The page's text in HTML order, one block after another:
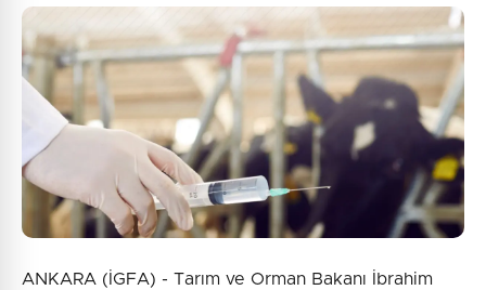
9 + 10 = ?
Gönder
ANKARA (İGFA) - Tarım ve Orman Bakanı İbrahim